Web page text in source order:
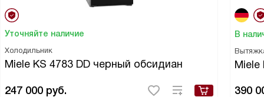
Уточняйте наличие
Холодильник
Miele KS 4783 DD черный обсидиан
247 000 руб.
В
Miele
390